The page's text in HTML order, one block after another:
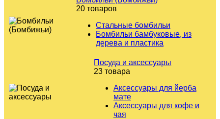
20 товаров
Стальные бомбильи
Бомбильи бамбуковые, из
дерева и пластика
Посуда и аксессуары
23 товара
Аксессуары для йерба
мате
Аксессуары для кофе и
чая